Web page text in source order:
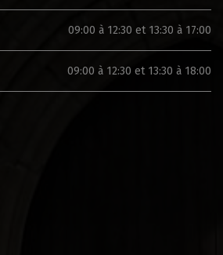
09:00 à 12:30 et 13:30 à 17:00
09:00 à 12:30 et 13:30 à 18:00